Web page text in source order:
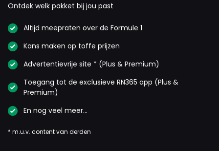
Ontdek welk pakket bij jou past
Altijd meepraten over de Formule 1
Kans maken op toffe prijzen
Advertentievrije site * (Plus & Premium)
Toegang tot de exclusieve RN365 app (Plus &
Premium)
En nog veel meer…
* m.u.v. content van derden